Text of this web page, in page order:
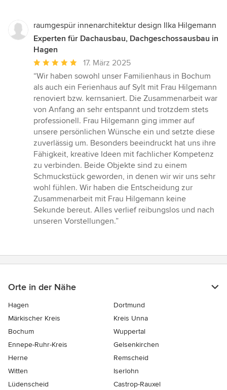
raumgespür innenarchitektur design Ilka Hilgemann
Experten für Dachausbau, Dachgeschossausbau in
Hagen
Durchschnittliche
Bewertung:
5
von
5
Sternen
17. März 2025
“Wir haben sowohl unser Familienhaus in Bochum
als auch ein Ferienhaus auf Sylt mit Frau Hilgemann
renoviert bzw. kernsaniert. Die Zusammenarbeit war
von Anfang an sehr entspannt und trotzdem stets
professionell. Frau Hilgemann ging immer auf
unsere persönlichen Wünsche ein und setzte diese
zuverlässig um. Besonders beeindruckt hat uns ihre
Fähigkeit, kreative Ideen mit fachlicher Kompetenz
zu verbinden. Beide Objekte sind zu einem
Schmuckstück geworden, in denen wir wir uns sehr
wohl fühlen. Wir haben die Entscheidung zur
Zusammenarbeit mit Frau Hilgemann keine
Sekunde bereut. Alles verlief reibungslos und nach
unseren Vorstellungen.”
Orte in der Nähe
Hagen
Dortmund
Märkischer Kreis
Kreis Unna
Bochum
Wuppertal
Ennepe-Ruhr-Kreis
Gelsenkirchen
Herne
Remscheid
Witten
Iserlohn
Lüdenscheid
Castrop-Rauxel